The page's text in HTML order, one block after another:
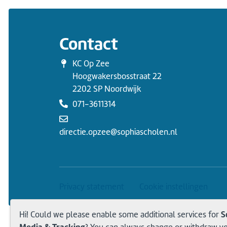
Contact
KC Op Zee
Hoogwakersbosstraat 22
2202 SP Noordwijk
071-3611314
directie.opzee@sophiascholen.nl
Hi! Could we please enable some additional services for